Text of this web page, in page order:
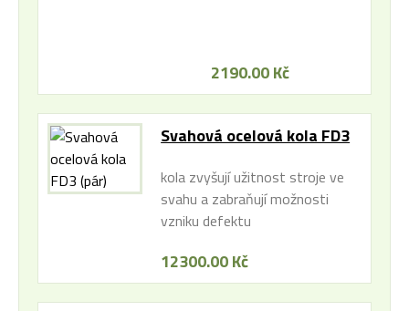
2190.00 Kč
Svahová ocelová kola FD3
kola zvyšují užitnost stroje ve
svahu a zabraňují možnosti
vzniku defektu
12300.00 Kč